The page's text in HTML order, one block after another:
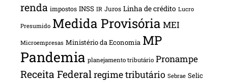
renda impostos INSS IR Juros Linha de crédito Lucro
Presumido Medida Provisória MEI
Microempresas Ministério da Economia MP
Pandemia planejamento tributário Pronampe
Receita Federalregime tributário Sebrae Selic